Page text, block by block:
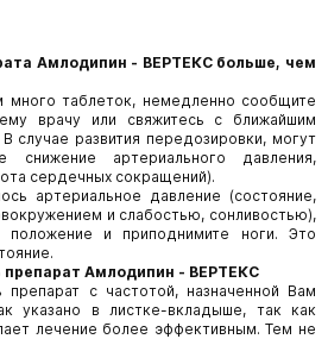
Амлодипин - ВЕРТЕКС больше, чем
много таблеток, немедленно сообщите
врачу или свяжитесь с ближайшим
случае развития передозировки, могут
снижение артериального давления,
сердечных сокращений).
артериальное давление (состояние,
и слабостью, сонливостью),
положение и приподнимите ноги. Это
препарат Амлодипин - ВЕРТЕКС
с частотой, назначенной Вам
указано в листке-вкладыше, так как
лечение более эффективным. Тем не